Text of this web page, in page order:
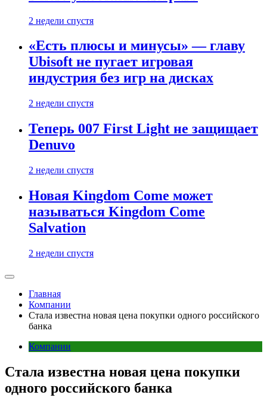
2 недели спустя
«Есть плюсы и минусы» — главу
Ubisoft не пугает игровая
индустрия без игр на дисках
2 недели спустя
Теперь 007 First Light не защищает
Denuvo
2 недели спустя
Новая Kingdom Come может
называться Kingdom Come
Salvation
2 недели спустя
Главная
Компании
Стала известна новая цена покупки одного российского
банка
Компании
Стала известна новая цена покупки
одного российского банка